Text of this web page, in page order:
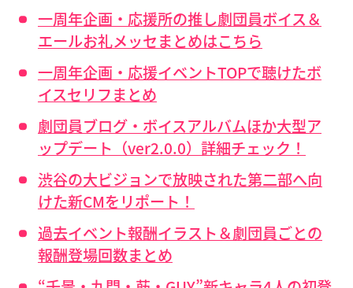
一周年企画・応援所の推し劇団員ボイス＆
エールお礼メッセまとめはこちら
一周年企画・応援イベントTOPで聴けたボ
イスセリフまとめ
劇団員ブログ・ボイスアルバムほか大型ア
ップデート（ver2.0.0）詳細チェック！
渋谷の大ビジョンで放映された第二部へ向
けた新CMをリポート！
過去イベント報酬イラスト＆劇団員ごとの
報酬登場回数まとめ